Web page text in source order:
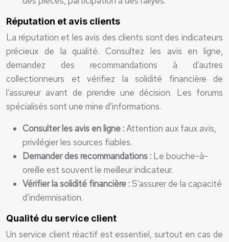
Réputation et avis clients
La réputation et les avis des clients sont des indicateurs
précieux de la qualité. Consultez les avis en ligne,
demandez des recommandations à d’autres
collectionneurs et vérifiez la solidité financière de
l’assureur avant de prendre une décision. Les forums
spécialisés sont une mine d’informations.
Consulter les avis en ligne :Attention aux faux avis,
privilégier les sources fiables.
Demander des recommandations : Le bouche-à-
oreille est souvent le meilleur indicateur.
Vérifier la solidité financière :S’assurer de la capacité
d’indemnisation.
Qualité du service client
Un service client réactif est essentiel, surtout en cas de